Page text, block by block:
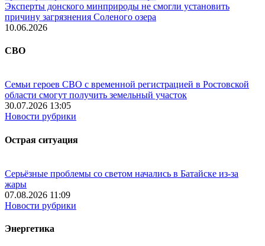
Эксперты донского минприроды не смогли установить
причину загрязнения Соленого озера
10.06.2026
СВО
Семьи героев СВО с временной регистрацией в Ростовской
области смогут получить земельный участок
30.07.2026 13:05
Новости рубрики
Острая ситуация
Серьёзные проблемы со светом начались в Батайске из-за
жары
07.08.2026 11:09
Новости рубрики
Энергетика